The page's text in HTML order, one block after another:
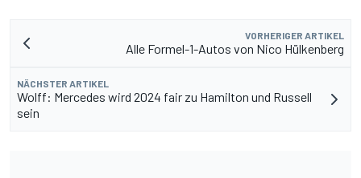
VORHERIGER ARTIKEL
Alle Formel-1-Autos von Nico Hülkenberg
NÄCHSTER ARTIKEL
Wolff: Mercedes wird 2024 fair zu Hamilton und Russell
sein